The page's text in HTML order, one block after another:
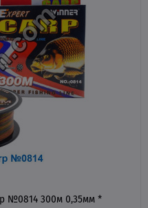
№0814 300м 0,35мм *